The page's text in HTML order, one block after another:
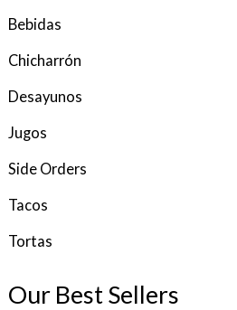
Bebidas
Chicharrón
Desayunos
Jugos
Side Orders
Tacos
Tortas
Our Best Sellers